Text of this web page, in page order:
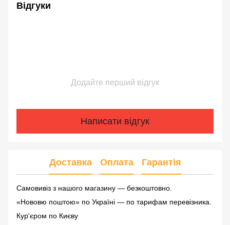
Відгуки
Додайте перший відгук
Написати відгук
Доставка Оплата Гарантія
Самовивіз з нашого магазину — безкоштовно.
«Нововю поштою» по Україні — по тарифам перевізника.
Кур'єром по Києву